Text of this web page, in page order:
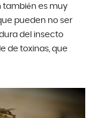
también es muy
pueden no ser
del insecto
de toxinas, que